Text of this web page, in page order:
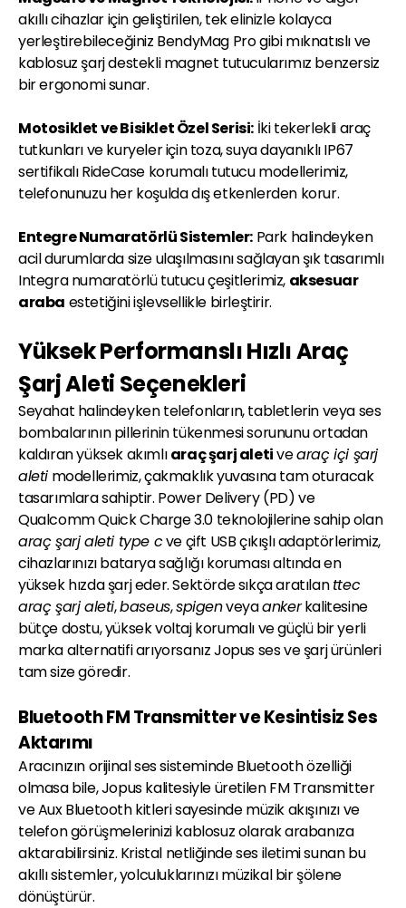
akıllı cihazlar için geliştirilen, tek elinizle kolayca
yerleştirebileceğiniz BendyMag Pro gibi mıknatıslı ve
kablosuz şarj destekli magnet tutucularımız benzersiz
bir ergonomi sunar.
Motosiklet ve Bisiklet Özel Serisi: İki tekerlekli araç
tutkunları ve kuryeler için toza, suya dayanıklı IP67
sertifikalı RideCase korumalı tutucu modellerimiz,
telefonunuzu her koşulda dış etkenlerden korur.
Entegre Numaratörlü Sistemler: Park halindeyken
acil durumlarda size ulaşılmasını sağlayan şık tasarımlı
Integra numaratörlü tutucu çeşitlerimiz, aksesuar
araba estetiğini işlevsellikle birleştirir.
Yüksek Performanslı Hızlı Araç
Şarj Aleti Seçenekleri
Seyahat halindeyken telefonların, tabletlerin veya ses
bombalarının pillerinin tükenmesi sorununu ortadan
kaldıran yüksek akımlıaraç şarj aletivearaç içi şarj
aleti modellerimiz, çakmaklık yuvasına tam oturacak
tasarımlara sahiptir. Power Delivery (PD) ve
Qualcomm Quick Charge 3.0 teknolojilerine sahip olan
araç şarj aleti type cve çift USB çıkışlı adaptörlerimiz,
cihazlarınızı batarya sağlığı koruması altında en
yüksek hızda şarj eder. Sektörde sıkça aratılanttec
araç şarj aleti,baseus,spigenveyaankerkalitesine
bütçe dostu, yüksek voltaj korumalı ve güçlü bir yerli
marka alternatifi arıyorsanız Jopus ses ve şarj ürünleri
tam size göredir.
Bluetooth FM Transmitter ve Kesintisiz Ses
Aktarımı
Aracınızın orijinal ses sisteminde Bluetooth özelliği
olmasa bile, Jopus kalitesiyle üretilen FM Transmitter
ve Aux Bluetooth kitleri sayesinde müzik akışınızı ve
telefon görüşmelerinizi kablosuz olarak arabanıza
aktarabilirsiniz. Kristal netliğinde ses iletimi sunan bu
akıllı sistemler, yolculuklarınızı müzikal bir şölene
dönüştürür.